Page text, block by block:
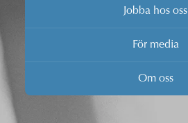
Jobba hos oss
För media
Om oss